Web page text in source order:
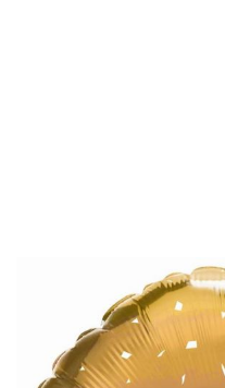
Очікується
46 см